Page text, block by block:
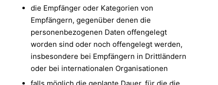
die Empfänger oder Kategorien von
Empfängern, gegenüber denen die
personenbezogenen Daten offengelegt
worden sind oder noch offengelegt werden,
insbesondere bei Empfängern in Drittländern
oder bei internationalen Organisationen